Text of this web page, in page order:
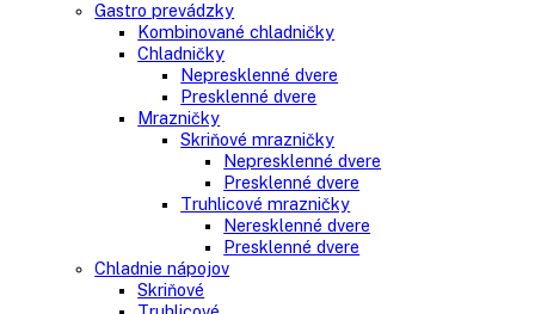
Klasické chladničky
Stolové chladničky
Americké chladničky
Chladnička na víno
Humidory
Gastro prevádzky
Kombinované chladničky
Chladničky
Nepresklenné dvere
Presklenné dvere
Mrazničky
Skriňové mrazničky